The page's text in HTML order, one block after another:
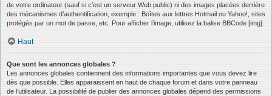
de votre ordinateur (sauf si c’est un serveur Web public) ni des images placées derrière
des mécanismes d’authentification, exemple : Boîtes aux lettres Hotmail ou Yahoo!, sites
protégés par un mot de passe, etc. Pour afficher l’image, utilisez la balise BBCode [img].
Haut
Que sont les annonces globales ?
Les annonces globales contiennent des informations importantes que vous devez lire
dès que possible. Elles apparaissent en haut de chaque forum et dans votre panneau
de l’utilisateur. La possibilité de publier des annonces globales dépend des permissions